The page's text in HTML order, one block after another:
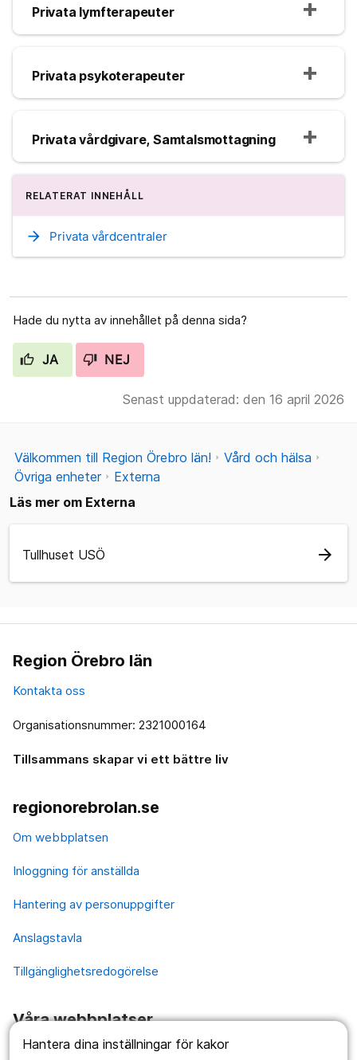
Hantera dina inställningar för kakor
Privata lymfterapeuter
Privata psykoterapeuter
Privata vårdgivare, Samtalsmottagning
RELATERAT INNEHÅLL
arrow_forward Privata vårdcentraler
Hade du nytta av innehållet på denna sida?
JA NEJ
Senast uppdaterad: den 16 april 2026
Välkommen till Region Örebro län!
Vård och hälsa
Övriga enheter
Externa
Läs mer om Externa
Tullhuset USÖ arrow_forward
Region Örebro län
Kontakta oss
Organisationsnummer: 2321000164
Tillsammans skapar vi ett bättre liv
regionorebrolan.se
Om webbplatsen
Inloggning för anställda
Hantering av personuppgifter
Anslagstavla
Tillgänglighetsredogörelse
Våra webbplatser
1177.se